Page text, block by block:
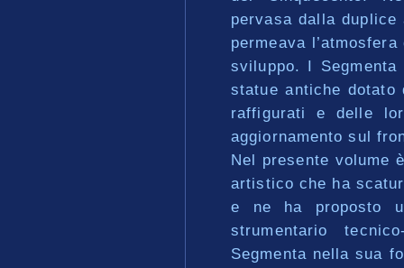
pervasa dalla
permeava
sviluppo. I
statue antiche dotato
raffigurati e delle
aggiornamento sul
Nel presente volume
artistico che ha
e ne ha proposto
strumentario
Segmenta nella sua